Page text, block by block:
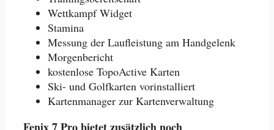
Wettkampf Widget
Stamina
Messung der Laufleistung am Handgelenk
Morgenbericht
kostenlose TopoActive Karten
Ski- und Golfkarten vorinstalliert
Kartenmanager zur Kartenverwaltung
Fenix 7 Pro bietet zusätzlich noch